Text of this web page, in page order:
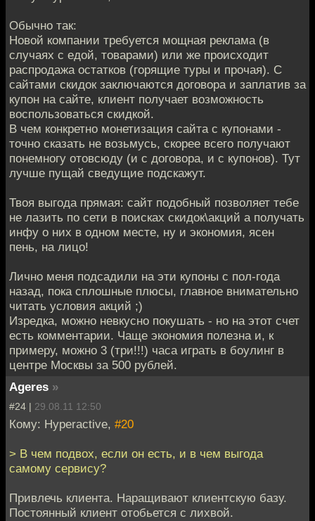
Обычно так:
Новой компании требуется мощная реклама (в
случаях с едой, товарами) или же происходит
распродажа остатков (горящие туры и прочая). С
сайтами скидок заключаются договора и заплатив за
купон на сайте, клиент получает возможность
воспользоваться скидкой.
В чем конкретно монетизация сайта с купонами -
точно сказать не возьмусь, скорее всего получают
понемногу отовсюду (и с договора, и с купонов). Тут
лучше пущай сведущие подскажут.
Твоя выгода прямая: сайт подобный позволяет тебе
не лазить по сети в поисках скидок\акций а получать
инфу о них в одном месте, ну и экономия, ясен
пень, на лицо!
Лично меня подсадили на эти купоны с пол-года
назад, пока сплошные плюсы, главное внимательно
читать условия акций ;)
Изредка, можно невкусно покушать - но на этот счет
есть комментарии. Чаще экономия полезна и, к
примеру, можно 3 (три!!!) часа играть в боулинг в
центре Москвы за 500 рублей.
Ageres »
#24 | 29.08.11 12:50
Кому: Hyperactive, #20
> В чем подвох, если он есть, и в чем выгода
самому сервису?
Привлечь клиента. Наращивают клиентскую базу.
Постоянный клиент отобьется с лихвой.